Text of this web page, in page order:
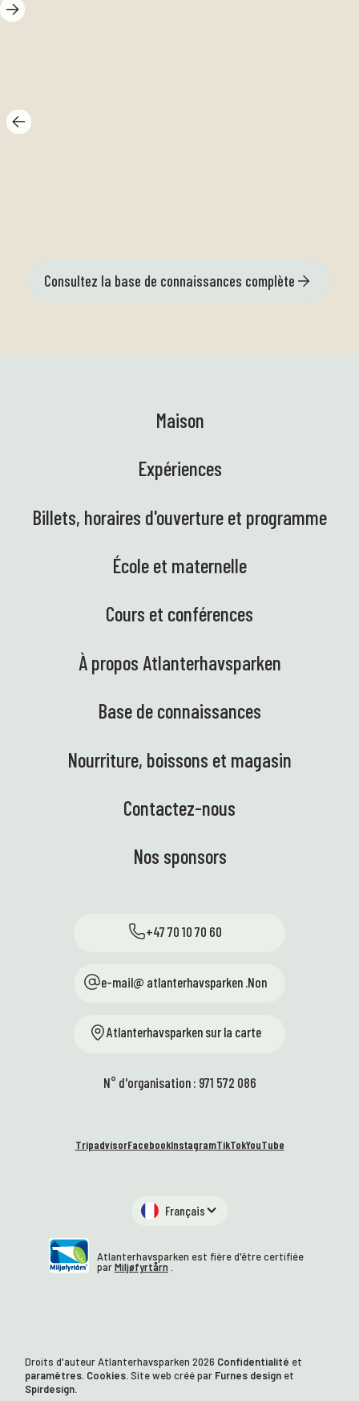
Consultez la base de connaissances complète
Maison
Expériences
Billets, horaires d'ouverture et programme
École et maternelle
Cours et conférences
À propos Atlanterhavsparken
Base de connaissances
Nourriture, boissons et magasin
Contactez-nous
Nos sponsors
+47 70 10 70 60
e-mail@ atlanterhavsparken .Non
Atlanterhavsparken sur la carte
N° d'organisation : 971 572 086
TripadvisorFacebookInstagramTikTokYouTube
Français
Atlanterhavsparken est fière d'être certifiée
parMiljøfyrtårn.
Droits d'auteur Atlanterhavsparken2026 Confidentialité et
paramètres. Cookies.Site web créé par Furnes design et
Spirdesign.